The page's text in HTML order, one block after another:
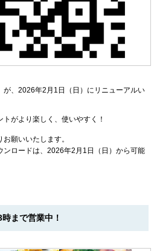
が、2026年2月1日（日）にリニューアルい
がより楽しく、使いやすく！
願いいたします。
ロードは、2026年2月1日（日）から可能
まで営業中！